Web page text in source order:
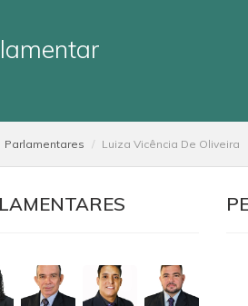
Parlamentares Luiza Vicência De Oliveira